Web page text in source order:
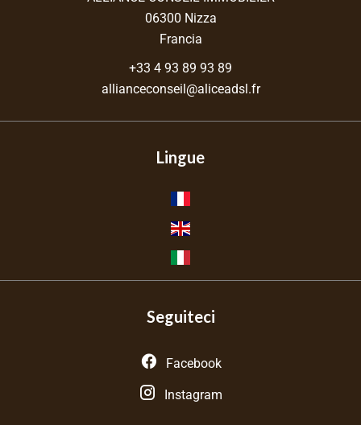
06300 Nizza
Francia
+33 4 93 89 93 89
allianceconseil@aliceadsl.fr
Lingue
Seguiteci
Facebook
Instagram